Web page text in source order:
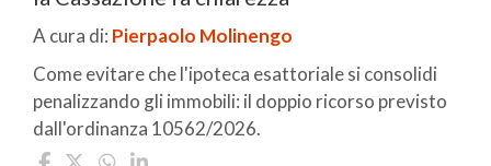
A cura di: Pierpaolo Molinengo
Come evitare che l'ipoteca esattoriale si consolidi
penalizzando gli immobili: il doppio ricorso previsto
dall'ordinanza 10562/2026.